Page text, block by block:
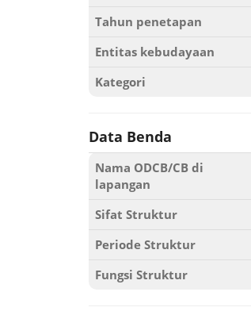
Tahun penetapan
Entitas kebudayaan
Kategori
Data Benda
Nama ODCB/CB di
lapangan
Sifat Struktur
Periode Struktur
Fungsi Struktur